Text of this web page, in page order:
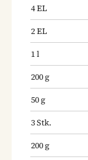
4EL
2EL
1l
200g
50g
3Stk.
200g